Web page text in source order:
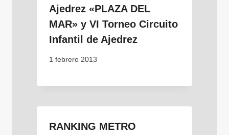
Ajedrez «PLAZA DEL
MAR» y VI Torneo Circuito
Infantil de Ajedrez
1 febrero 2013
RANKING METRO